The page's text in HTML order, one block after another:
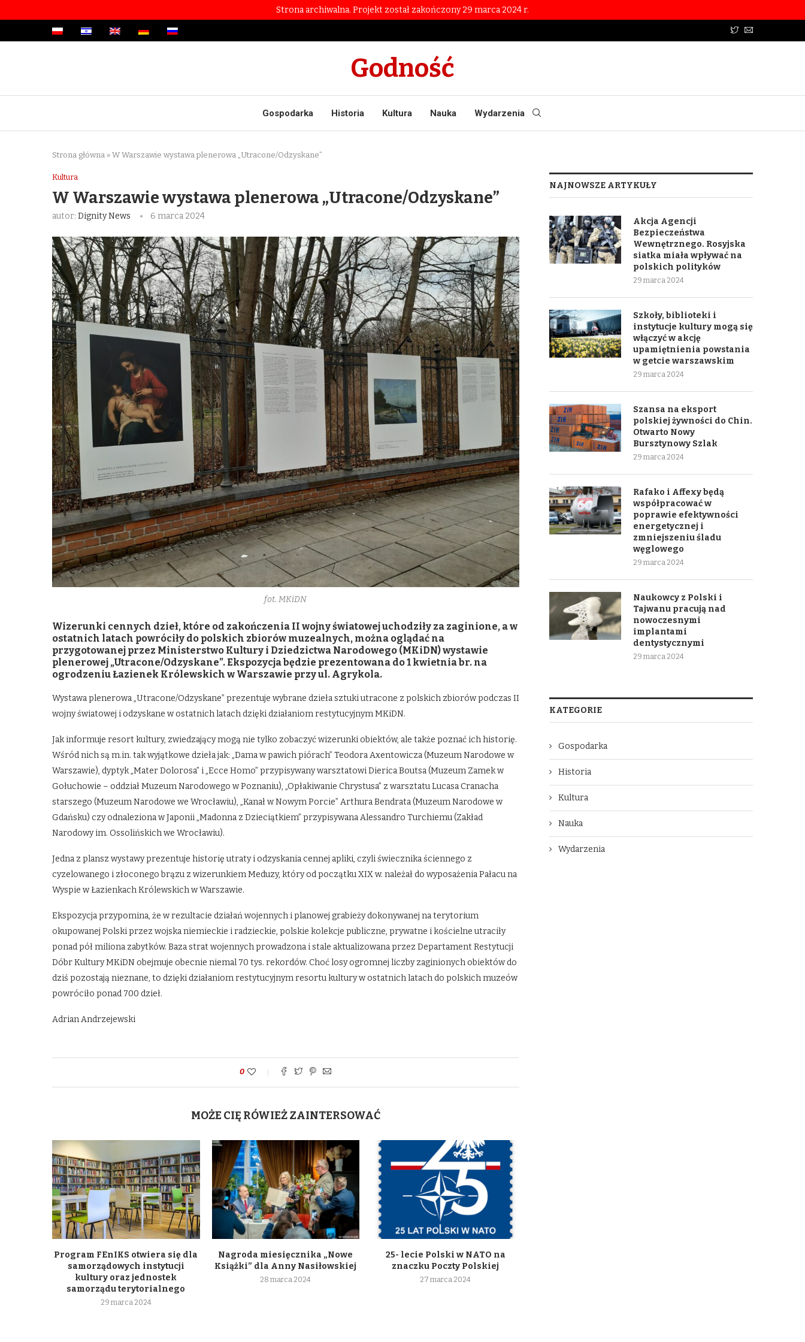
Strona archiwalna. Projekt został zakończony 29 marca 2024 r.
Godność
Gospodarka Historia Kultura Nauka Wydarzenia
Strona główna » W Warszawie wystawa plenerowa „Utracone/Odzyskane”
Kultura
W Warszawie wystawa plenerowa „Utracone/Odzyskane”
autor: Dignity News 6 marca 2024
fot. MKiDN
Wizerunki cennych dzieł, które od zakończenia II wojny światowej uchodziły za zaginione, a w
ostatnich latach powróciły do polskich zbiorów muzealnych, można oglądać na
przygotowanej przez Ministerstwo Kultury i Dziedzictwa Narodowego (MKiDN) wystawie
plenerowej „Utracone/Odzyskane”. Ekspozycja będzie prezentowana do 1 kwietnia br. na
ogrodzeniu Łazienek Królewskich w Warszawie przy ul. Agrykola.
Wystawa plenerowa „Utracone/Odzyskane” prezentuje wybrane dzieła sztuki utracone z polskich zbiorów podczas II
wojny światowej i odzyskane w ostatnich latach dzięki działaniom restytucyjnym MKiDN.
Jak informuje resort kultury, zwiedzający mogą nie tylko zobaczyć wizerunki obiektów, ale także poznać ich historię.
Wśród nich są m.in. tak wyjątkowe dzieła jak: „Dama w pawich piórach” Teodora Axentowicza (Muzeum Narodowe w
Warszawie), dyptyk „Mater Dolorosa” i „Ecce Homo” przypisywany warsztatowi Dierica Boutsa (Muzeum Zamek w
Gołuchowie – oddział Muzeum Narodowego w Poznaniu), „Opłakiwanie Chrystusa” z warsztatu Lucasa Cranacha
starszego (Muzeum Narodowe we Wrocławiu), „Kanał w Nowym Porcie” Arthura Bendrata (Muzeum Narodowe w
Gdańsku) czy odnaleziona w Japonii „Madonna z Dzieciątkiem” przypisywana Alessandro Turchiemu (Zakład
Narodowy im. Ossolińskich we Wrocławiu).
Jedna z plansz wystawy prezentuje historię utraty i odzyskania cennej apliki, czyli świecznika ściennego z
cyzelowanego i złoconego brązu z wizerunkiem Meduzy, który od początku XIX w. należał do wyposażenia Pałacu na
Wyspie w Łazienkach Królewskich w Warszawie.
Ekspozycja przypomina, że w rezultacie działań wojennych i planowej grabieży dokonywanej na terytorium
okupowanej Polski przez wojska niemieckie i radzieckie, polskie kolekcje publiczne, prywatne i kościelne utraciły
ponad pół miliona zabytków. Baza strat wojennych prowadzona i stale aktualizowana przez Departament Restytucji
Dóbr Kultury MKiDN obejmuje obecnie niemal 70 tys. rekordów. Choć losy ogromnej liczby zaginionych obiektów do
dziś pozostają nieznane, to dzięki działaniom restytucyjnym resortu kultury w ostatnich latach do polskich muzeów
powróciło ponad 700 dzieł.
Adrian Andrzejewski
0
MOŻE CIĘ RÓWIEŻ ZAINTERSOWAĆ
Program FEnIKS otwiera się dla
samorządowych instytucji
kultury oraz jednostek
samorządu terytorialnego
29 marca 2024
Nagroda miesięcznika „Nowe
Książki” dla Anny Nasiłowskiej
28 marca 2024
25- lecie Polski w NATO na
znaczku Poczty Polskiej
27 marca 2024
NAJNOWSZE ARTYKUŁY
Akcja Agencji
Bezpieczeństwa
Wewnętrznego. Rosyjska
siatka miała wpływać na
polskich polityków
29 marca 2024
Szkoły, biblioteki i
instytucje kultury mogą się
włączyć w akcję
upamiętnienia powstania
w getcie warszawskim
29 marca 2024
Szansa na eksport
polskiej żywności do Chin.
Otwarto Nowy
Bursztynowy Szlak
29 marca 2024
Rafako i Affexy będą
współpracować w
poprawie efektywności
energetycznej i
zmniejszeniu śladu
węglowego
29 marca 2024
Naukowcy z Polski i
Tajwanu pracują nad
nowoczesnymi
implantami
dentystycznymi
29 marca 2024
KATEGORIE
Gospodarka
Historia
Kultura
Nauka
Wydarzenia